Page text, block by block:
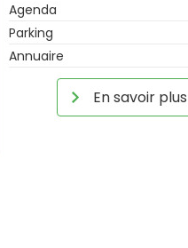
Agenda
Parking
Annuaire
En savoir plus